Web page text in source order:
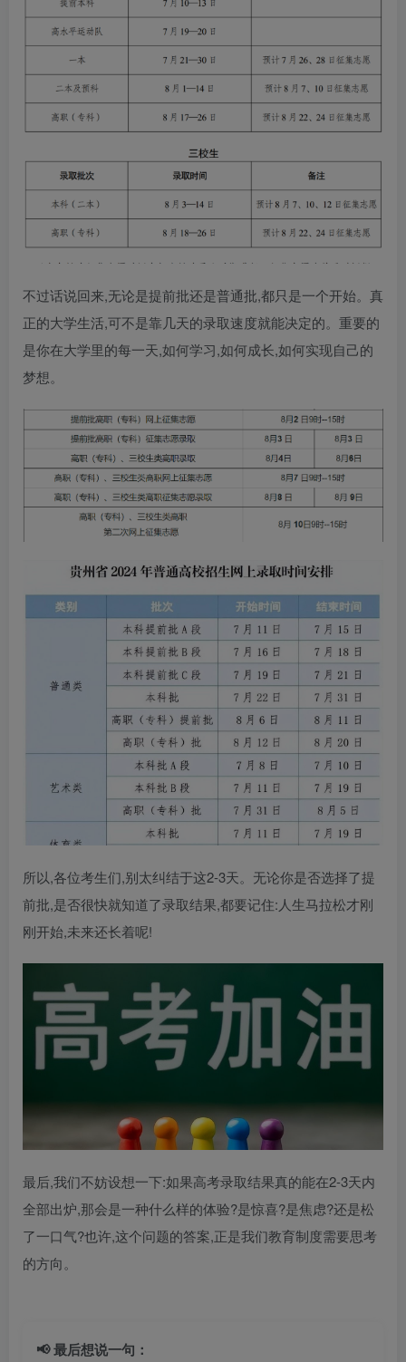
不过话说回来,无论是提前批还是普通批,都只是一个开始。真
正的大学生活,可不是靠几天的录取速度就能决定的。重要的
是你在大学里的每一天,如何学习,如何成长,如何实现自己的
梦想。
所以,各位考生们,别太纠结于这2-3天。无论你是否选择了提
前批,是否很快就知道了录取结果,都要记住:人生马拉松才刚
刚开始,未来还长着呢!
最后,我们不妨设想一下:如果高考录取结果真的能在2-3天内
全部出炉,那会是一种什么样的体验?是惊喜?是焦虑?还是松
了一口气?也许,这个问题的答案,正是我们教育制度需要思考
的方向。
📢 最后想说一句：